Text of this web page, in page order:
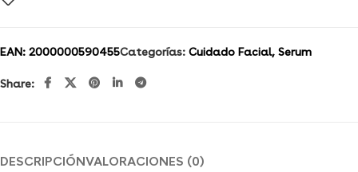
EAN: 2000000590455Categorías: Cuidado Facial, Serum
Share:
DESCRIPCIÓNVALORACIONES (0)